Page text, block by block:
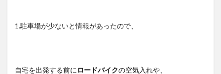
1.駐車場が少ないと情報があったので、
自宅を出発する前に ロードバイクの空気入れや、